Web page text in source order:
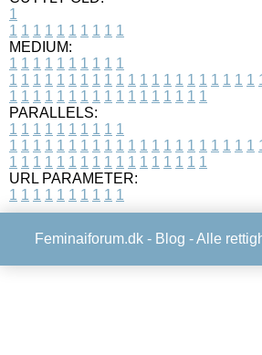
1
1 1 1 1 1 1 1 1 1 1
MEDIUM:
1 1 1 1 1 1 1 1 1 1
1 1 1 1 1 1 1 1 1 1 1 1 1 1 1 1 1 1 1 1 1
1 1 1 1 1 1 1 1 1 1 1 1 1 1 1 1 1
PARALLELS:
1 1 1 1 1 1 1 1 1 1
1 1 1 1 1 1 1 1 1 1 1 1 1 1 1 1 1 1 1 1 1
1 1 1 1 1 1 1 1 1 1 1 1 1 1 1 1 1
URL PARAMETER:
1 1 1 1 1 1 1 1 1 1
Feminaiforum.dk - Blog - Alle